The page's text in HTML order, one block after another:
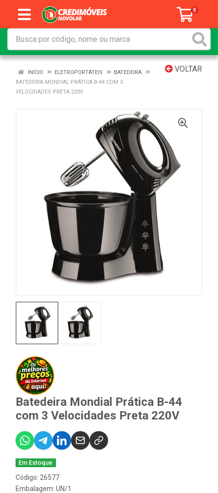
0
VOLTAR
INÍCIO ELETROPORTÁTEIS
BATEDEIRA
BATEDEIRA MONDIAL PRÁTICA B-44 COM 3
VELOCIDADES PRETA 220V
Batedeira Mondial Prática B-44
com 3 Velocidades Preta 220V
Em Estoque
Código: 26577
Embalagem: UN/1